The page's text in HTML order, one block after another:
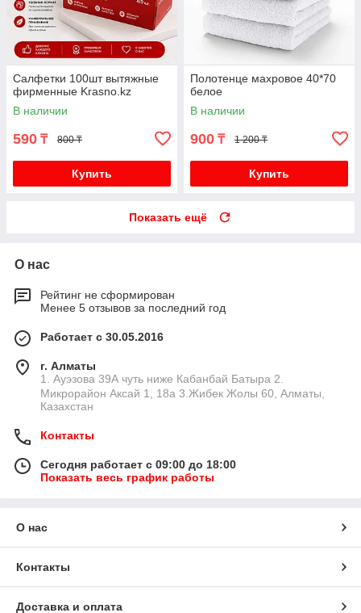
Салфетки 100шт вытяжные
фирменные Krasno.kz
В наличии
590 ₸ 800 ₸
Купить
Полотенце махровое 40*70
белое
В наличии
900 ₸ 1 200 ₸
Купить
Показать ещё
О нас
Рейтинг не сформирован
Менее 5 отзывов за последний год
Работает с 30.05.2016
г. Алматы
1. Ауэзова 39А чуть ниже Кабанбай Батыра ㅤㅤㅤㅤㅤㅤㅤㅤㅤㅤㅤㅤㅤㅤ2. ​
Микрорайон Аксай 1, 18а 3.Жибек Жолы 60, Алматы,
Казахстан
Контакты
Сегодня работает с 09:00 до 18:00
Показать весь график работы
О нас
Контакты
Доставка и оплата